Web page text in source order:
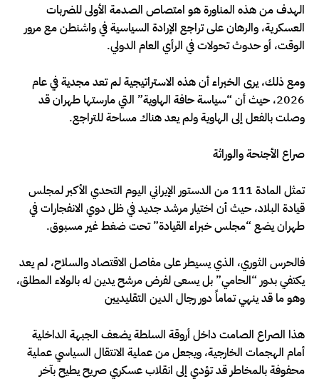
الهدف من هذه المناورة هو امتصاص الصدمة الأولى للضربات
العسكرية، والرهان على تراجع الإرادة السياسية في واشنطن مع مرور
الوقت، أو حدوث تحولات في الرأي العام الدولي.
ومع ذلك، يرى الخبراء أن هذه الاستراتيجية لم تعد مجدية في عام
2026، حيث أن “سياسة حافة الهاوية” التي مارستها طهران قد
وصلت بالفعل إلى الهاوية ولم يعد هناك مساحة للتراجع.
صراع الأجنحة والوراثة
تمثل المادة 111 من الدستور الإيراني اليوم التحدي الأكبر لمجلس
قيادة البلاد، حيث أن اختيار مرشد جديد في ظل دوي الانفجارات في
طهران يضع “مجلس خبراء القيادة” تحت ضغط غير مسبوق.
فالحرس الثوري، الذي يسيطر على مفاصل الاقتصاد والسلاح، لم يعد
يكتفي بدور “الحامي” بل يسعى لفرض مرشح يدين له بالولاء المطلق،
وهو ما قد ينهي تماماً دور رجال الدين التقليديين
هذا الصراع الصامت داخل أروقة السلطة يضعف الجبهة الداخلية
أمام الهجمات الخارجية، ويجعل من عملية الانتقال السياسي عملية
محفوفة بالمخاطر قد تؤدي إلى انقلاب عسكري صريح يطيح بآخر